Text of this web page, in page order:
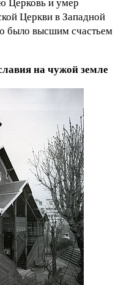
Церкви в Западной
было высшим счастьем
на чужой земле